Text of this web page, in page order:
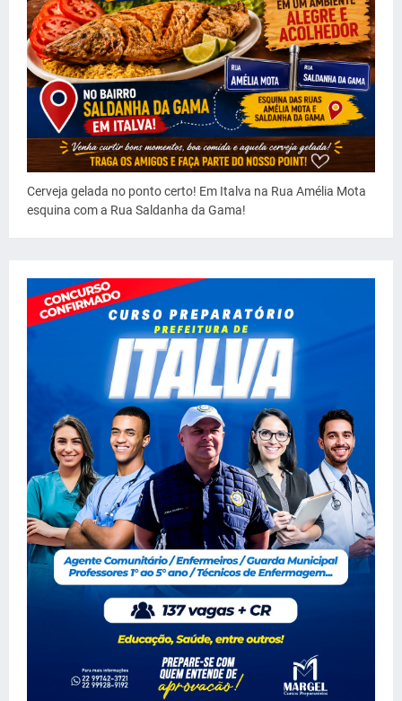
Cerveja gelada no ponto certo! Em Italva na Rua Amélia Mota
esquina com a Rua Saldanha da Gama!